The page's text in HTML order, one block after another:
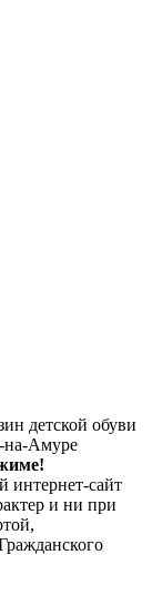
детской обуви
на-Амуре
интернет-сайт
и ни при